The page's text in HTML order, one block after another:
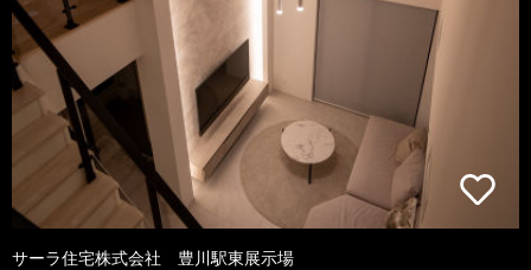
サーラ住宅株式会社 豊川駅東展示場